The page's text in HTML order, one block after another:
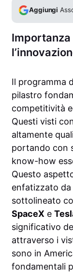
Aggiungi
Importanza
Il programma
pilastro
competitività
Questi visti
altamente
portando con
know-how
Questo
enfatizzato da
sottolineato
SpaceX e
significativo
attraverso i
sono in
fondamentali